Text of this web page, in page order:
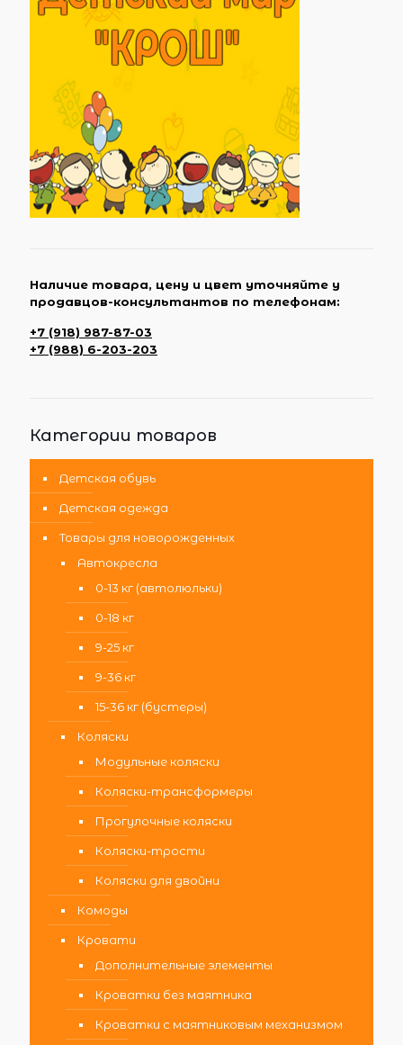
Наличие товара, цену и цвет уточняйте у
продавцов-консультантов по телефонам:
+7 (918) 987-87-03
+7 (988) 6-203-203
Категории товаров
Детская обувь
Детская одежда
Товары для новорожденных
Автокресла
0-13 кг (автолюльки)
0-18 кг
9-25 кг
9-36 кг
15-36 кг (бустеры)
Коляски
Модульные коляски
Коляски-трансформеры
Прогулочные коляски
Коляски-трости
Коляски для двойни
Комоды
Кровати
Дополнительные элементы
Кроватки без маятника
Кроватки с маятниковым механизмом